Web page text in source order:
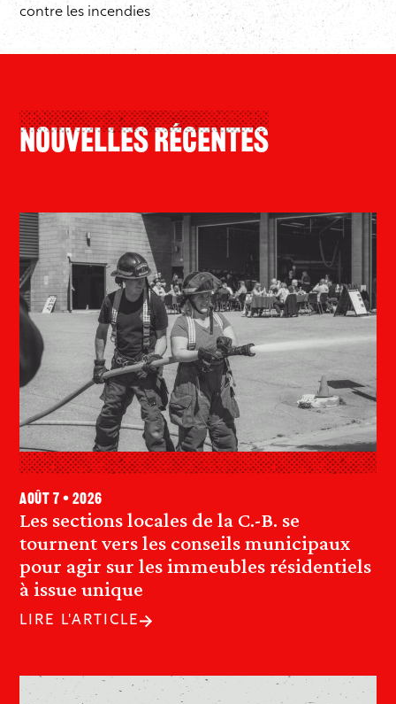
contre les incendies
Nouvelles Récentes
Les sections locales de la C.-B. se
tournent vers les conseils municipaux
pour agir sur les immeubles résidentiels
à issue unique
août 7 • 2026
LIRE L'ARTICLE